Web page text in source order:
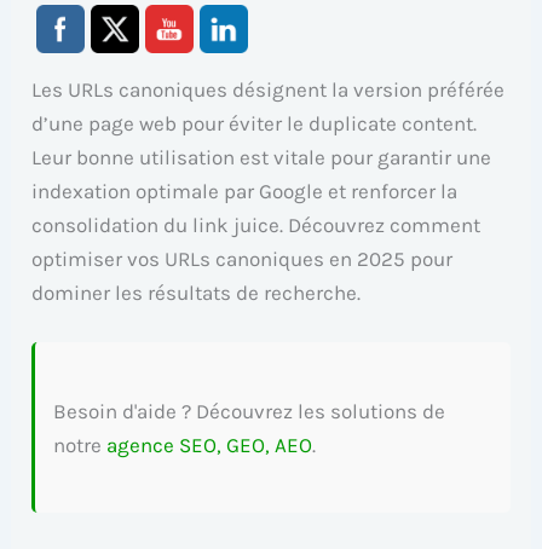
Les URLs canoniques désignent la version préférée
d’une page web pour éviter le duplicate content.
Leur bonne utilisation est vitale pour garantir une
indexation optimale par Google et renforcer la
consolidation du link juice. Découvrez comment
optimiser vos URLs canoniques en 2025 pour
dominer les résultats de recherche.
Besoin d'aide ? Découvrez les solutions de
notre agence SEO, GEO, AEO.